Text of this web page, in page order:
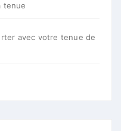
tenue
avec votre tenue de